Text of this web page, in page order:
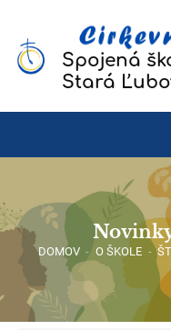
Spojená
Stará
DOMOV - O ŠKOLE -